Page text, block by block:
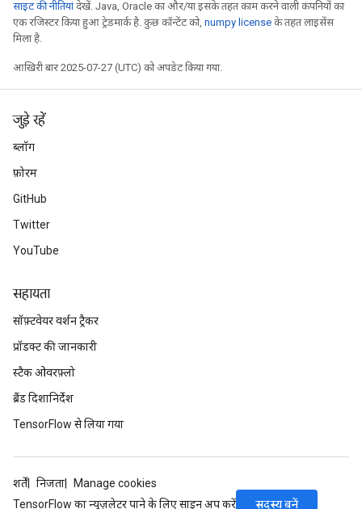
साइट की नीतियांदेखें. Java, Oracle का और/या इसके तहत काम करने वाली कंपनियों का
एक रजिस्टर किया हुआ ट्रेडमार्क है. कुछ कॉन्टेंट को, numpy license के तहत लाइसेंस
मिला है.
आखिरी बार 2025-07-27 (UTC) को अपडेट किया गया.
जुड़े रहें
ब्लॉग
फ़ोरम
GitHub
Twitter
YouTube
सहायता
सॉफ़्टवेयर वर्शन ट्रैकर
प्रॉडक्ट की जानकारी
स्टैक ओवरफ़्लो
ब्रैंड दिशानिर्देश
TensorFlow से लिया गया
शर्तें निजता
Manage cookies
TensorFlow का न्यूज़लेटर पाने के लिए साइन अप करें
सदस्य बनें